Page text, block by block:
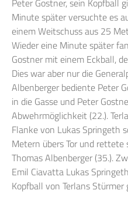
Peter Gostner, sein Kopfball
Minute später versuchte es
einem Weitschuss aus 25
Wieder eine Minute später
Gostner mit einem Eckball,
Dies war aber nur die
Albenberger bediente Peter
in die Gasse und Peter
Abwehrmöglichkeit (22.).
Flanke von Lukas Springeth
Metern übers Tor und rettete
Thomas Albenberger (35.).
Emil Ciavatta Lukas
Kopfball von Terlans